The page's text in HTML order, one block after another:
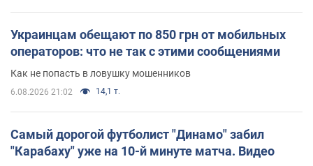
Украинцам обещают по 850 грн от мобильных
операторов: что не так с этими сообщениями
Как не попасть в ловушку мошенников
6.08.2026 21:02 14,1 т.
Самый дорогой футболист "Динамо" забил
"Карабаху" уже на 10-й минуте матча. Видео